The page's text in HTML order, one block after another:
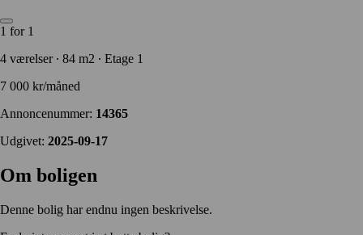
1 for 1
4 værelser ∙ 84 m2 ∙ Etage 1
7 000 kr/måned
Annoncenummer: 14365
Udgivet: 2025-09-17
Om boligen
Denne bolig har endnu ingen beskrivelse.